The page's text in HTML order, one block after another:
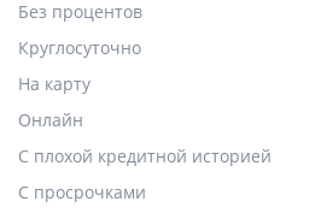
Без процентов
Круглосуточно
На карту
Онлайн
С плохой кредитной историей
С просрочками